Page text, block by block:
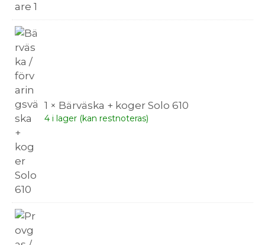
1 × Bärväska + koger Solo 610
4 i lager (kan restnoteras)